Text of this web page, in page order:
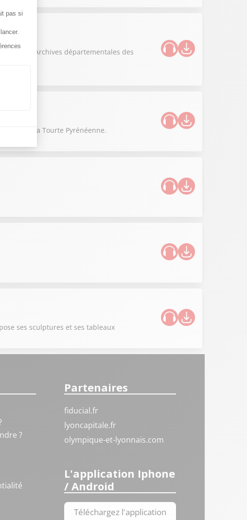
des Archives départementales des
fête de la Tourte Pyrénéenne.
ses sculptures et ses tableaux
?
Partenaires
fiducial.fr
lyoncapitale.fr
olympique-et-lyonnais.com
L'application Iphone
/ Android
Téléchargez l'application